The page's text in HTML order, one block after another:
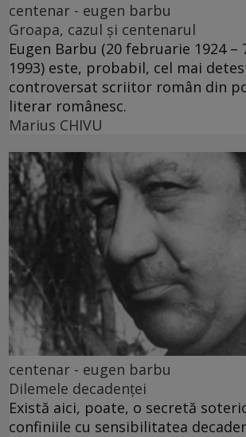
centenar - eugen barbu
Groapa, cazul și centenarul
Eugen Barbu (20 februarie 1924
1993) este, probabil, cel mai
controversat scriitor român din
literar românesc.
Marius CHIVU
centenar - eugen barbu
Dilemele decadenței
Există aici, poate, o secretă
confiniile cu sensibilitatea